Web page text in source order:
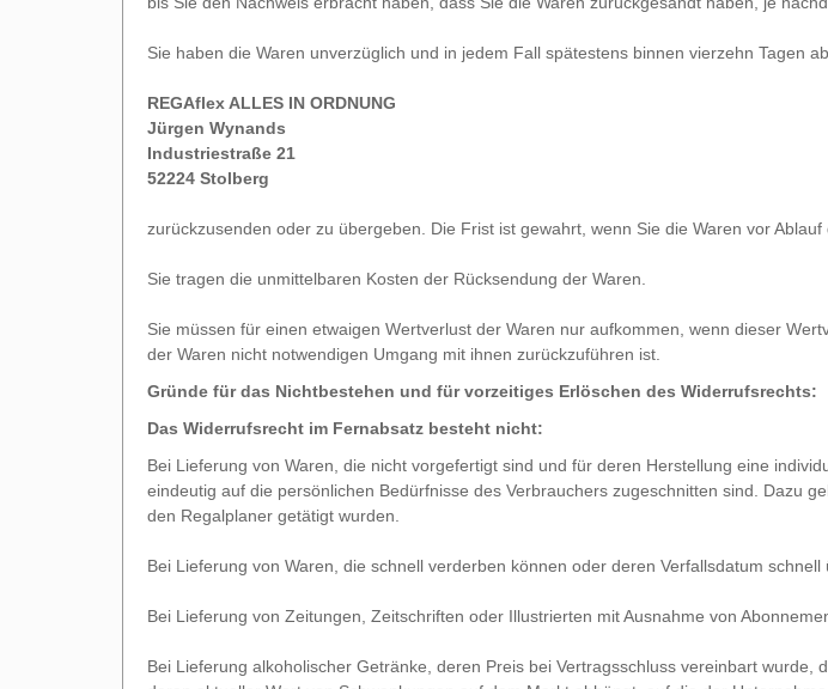
Sie haben die Waren unverzüglich und in jedem Fall spätestens binnen vierzehn Tagen
REGAflex ALLES IN ORDNUNG
Jürgen Wynands
Industriestraße 21
52224 Stolberg
zurückzusenden oder zu übergeben. Die Frist ist gewahrt, wenn Sie die Waren vor
Sie tragen die unmittelbaren Kosten der Rücksendung der Waren.
Sie müssen für einen etwaigen Wertverlust der Waren nur aufkommen, wenn dieser
der Waren nicht notwendigen Umgang mit ihnen zurückzuführen ist.
Gründe für das Nichtbestehen und für vorzeitiges Erlöschen des Widerrufsrechts:
Das Widerrufsrecht im Fernabsatz besteht nicht:
Bei Lieferung von Waren, die nicht vorgefertigt sind und für deren Herstellung eine
eindeutig auf die persönlichen Bedürfnisse des Verbrauchers zugeschnitten sind. Dazu
den Regalplaner getätigt wurden.
Bei Lieferung von Waren, die schnell verderben können oder deren Verfallsdatum schnell
Bei Lieferung von Zeitungen, Zeitschriften oder Illustrierten mit Ausnahme von
Bei Lieferung alkoholischer Getränke, deren Preis bei Vertragsschluss vereinbart